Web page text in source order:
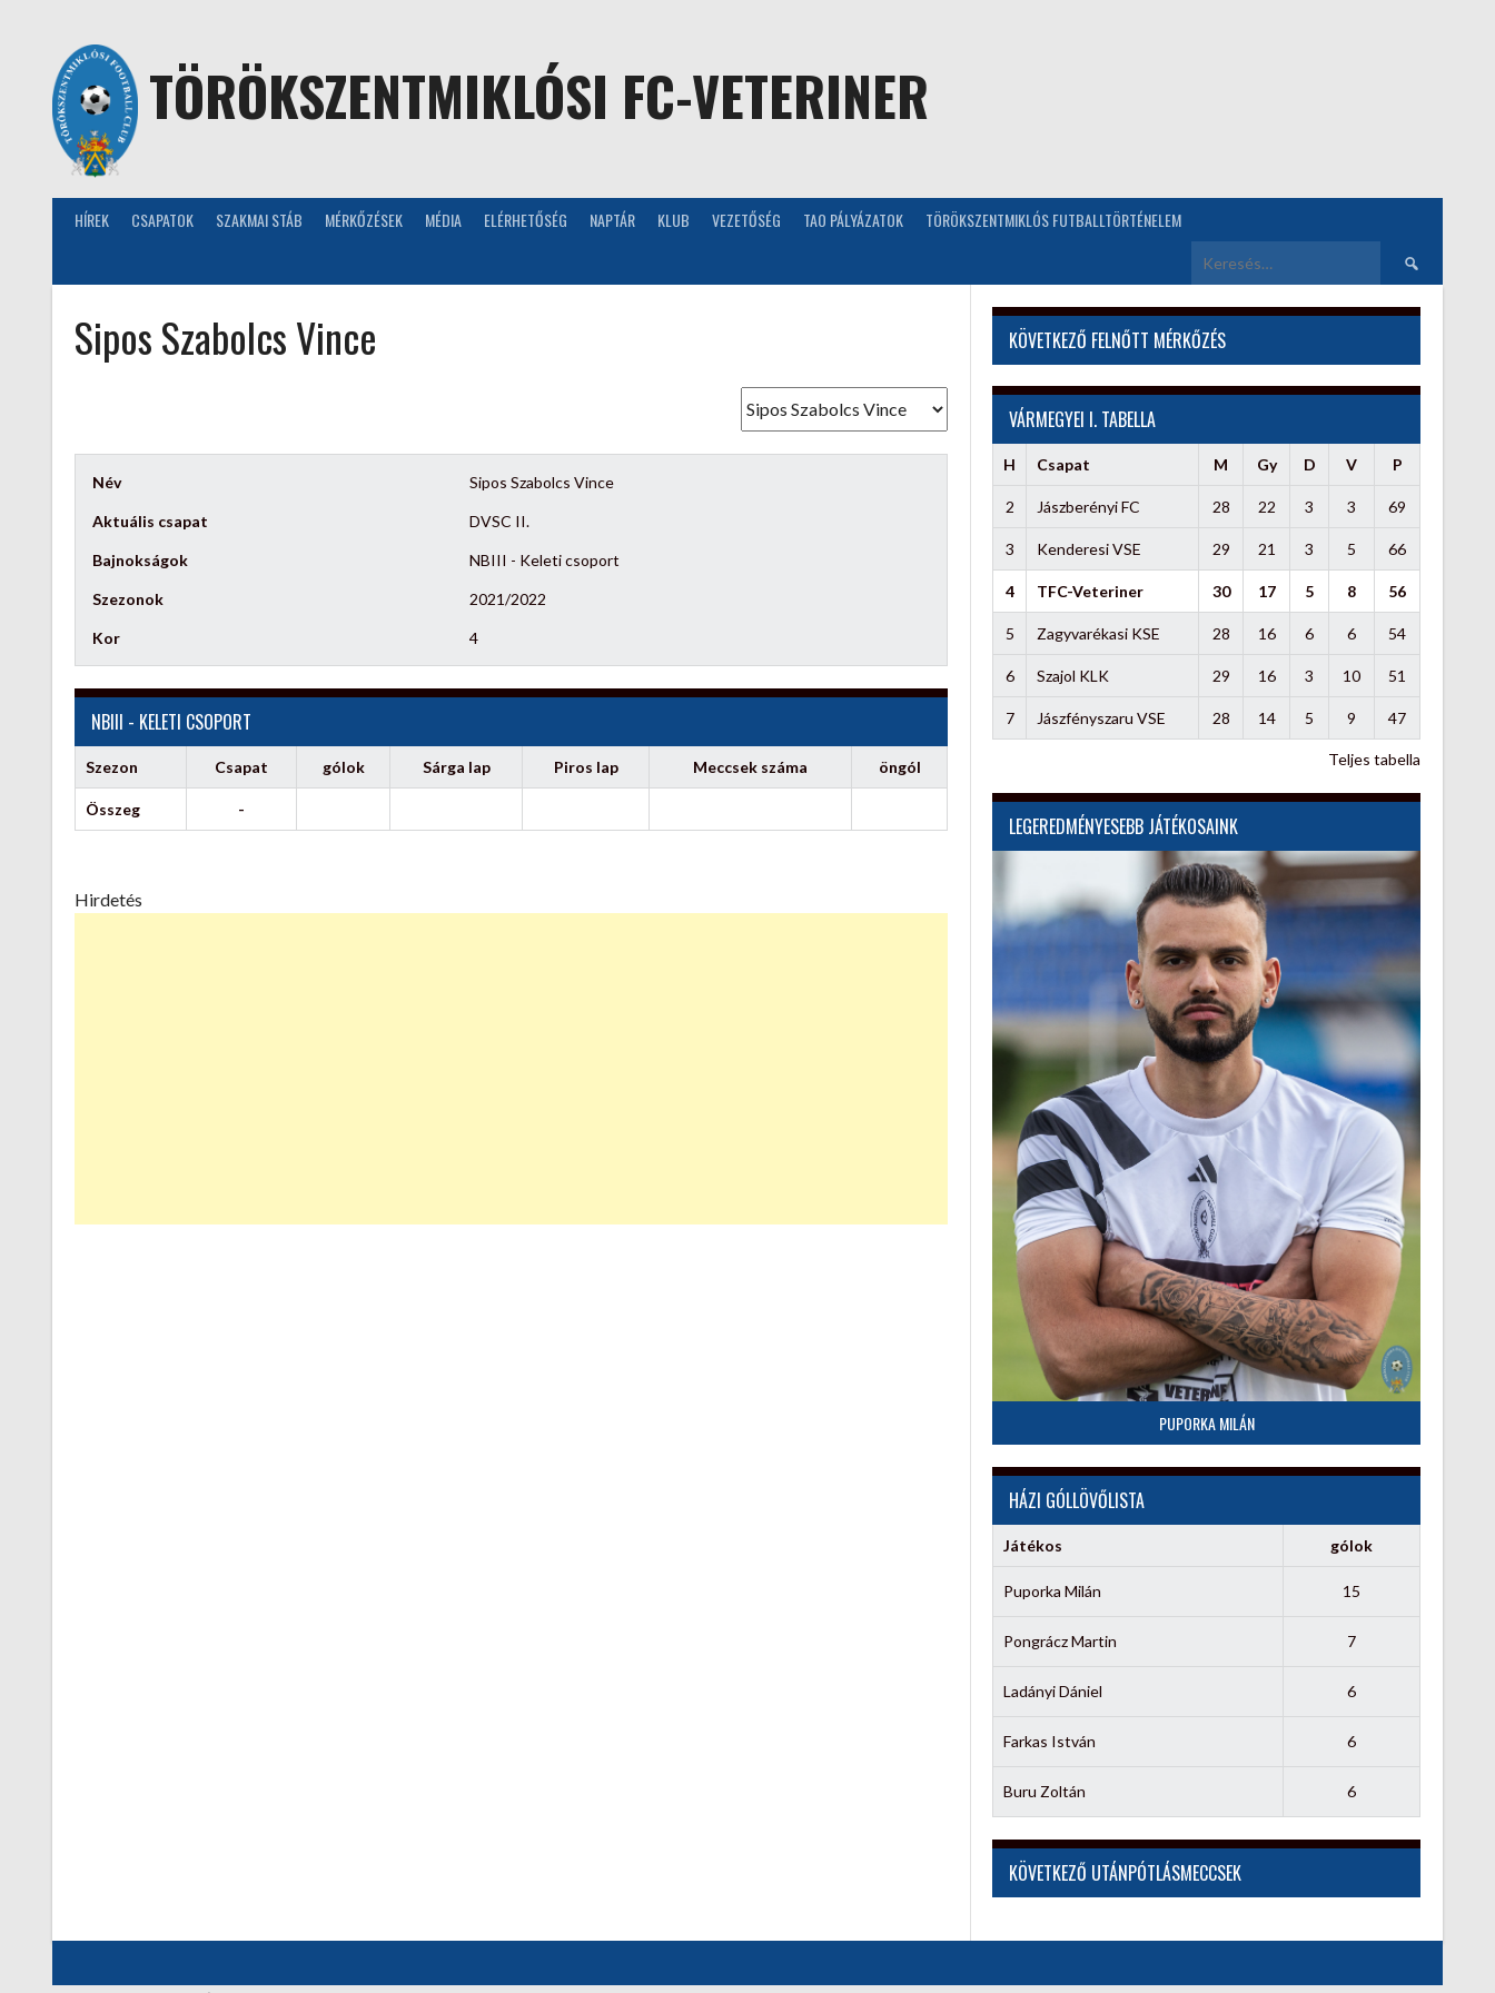
TÖRÖKSZENTMIKLÓSI FC-VETERINER
HÍREK CSAPATOK SZAKMAI STÁB MÉRKŐZÉSEK MÉDIA ELÉRHETŐSÉG NAPTÁR KLUB VEZETŐSÉG TAO PÁLYÁZATOK TÖRÖKSZENTMIKLÓS FUTBALLTÖRTÉNELEM
Keresés:
Sipos Szabolcs Vince
Név Sipos Szabolcs Vince
Aktuális csapat DVSC II.
Bajnokságok NBIII - Keleti csoport
Szezonok 2021/2022
Kor 4
NBIII - KELETI CSOPORT
Szezon Csapat gólok Sárga lap Piros lap Meccsek száma öngól
Összeg -
Hirdetés
KÖVETKEZŐ FELNŐTT MÉRKŐZÉS
VÁRMEGYEI I. TABELLA
H Csapat M Gy D V P
2 Jászberényi FC 28 22 3 3 69
3 Kenderesi VSE 29 21 3 5 66
4 TFC-Veteriner 30 17 5 8 56
5 Zagyvarékasi KSE 28 16 6 6 54
6 Szajol KLK 29 16 3 10 51
7 Jászfényszaru VSE 28 14 5 9 47
Teljes tabella
LEGEREDMÉNYESEBB JÁTÉKOSAINK
PUPORKA MILÁN
HÁZI GÓLLÖVŐLISTA
Játékos gólok
Puporka Milán 15
Pongrácz Martin 7
Ladányi Dániel 6
Farkas István 6
Buru Zoltán 6
KÖVETKEZŐ UTÁNPÓTLÁSMECCSEK